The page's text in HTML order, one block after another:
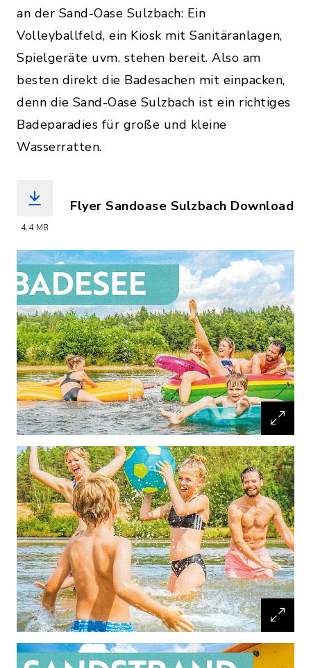
an der Sand-Oase Sulzbach: Ein
Volleyballfeld, ein Kiosk mit Sanitäranlagen,
Spielgeräte uvm. stehen bereit. Also am
besten direkt die Badesachen mit einpacken,
denn die Sand-Oase Sulzbach ist ein richtiges
Badeparadies für große und kleine
Wasserratten.
4,4 MB
Flyer Sandoase Sulzbach Download